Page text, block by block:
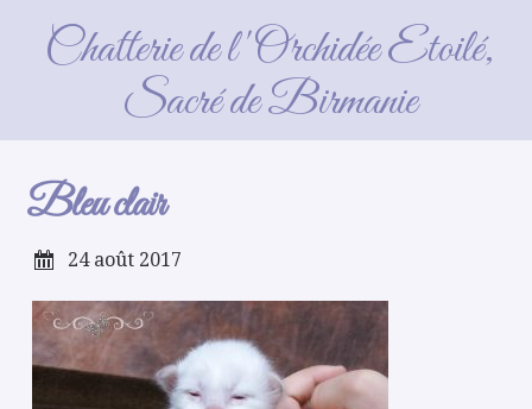
Chatterie de l'Orchidée Etoilé,
Sacré de Birmanie
Bleu clair
Bleu clair
24 août 2017